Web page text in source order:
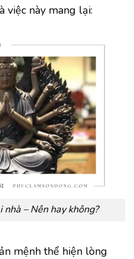
việc này mang lại:
– Nên hay không?
mệnh thể hiện lòng